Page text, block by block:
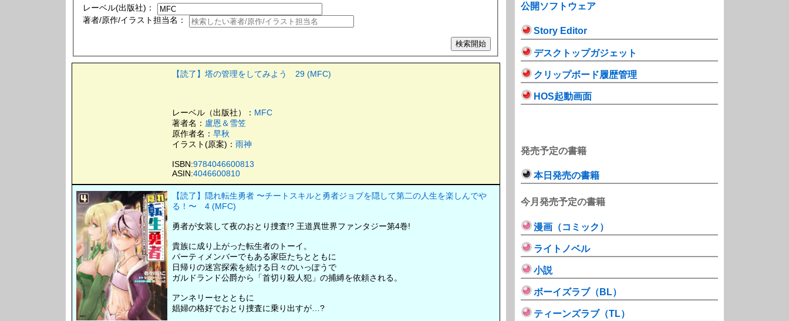
レーベル(出版社)：
著者/原作/イラスト担当名：
【読了】塔の管理をしてみよう 29 (MFC)
レーベル（出版社）： MFC
著者名： 盧恩＆雪笠
原作者名： 早秋
イラスト(原案)： 雨神
ISBN:9784046600813
ASIN:4046600810
【読了】隠れ転生勇者 〜チートスキルと勇者ジョブを隠して第二の人生を楽しんでや
る！〜 4 (MFC)
勇者が女装して夜のおとり捜査!? 王道異世界ファンタジー第4巻!
貴族に成り上がった転生者のトーイ。
パーティメンバーでもある家臣たちとともに
日帰りの迷宮探索を続ける日々のいっぽうで
ガルドランド公爵から「首切り殺人犯」の捕縛を依頼される。
アンネリーセとともに
娼婦の格好でおとり捜査に乗り出すが…?
公開ソフトウェア
Story Editor
デスクトップガジェット
クリップボード履歴管理
HOS起動画面
発売予定の書籍
本日発売の書籍
今月発売予定の書籍
漫画（コミック）
ライトノベル
小説
ボーイズラブ（BL）
ティーンズラブ（TL）